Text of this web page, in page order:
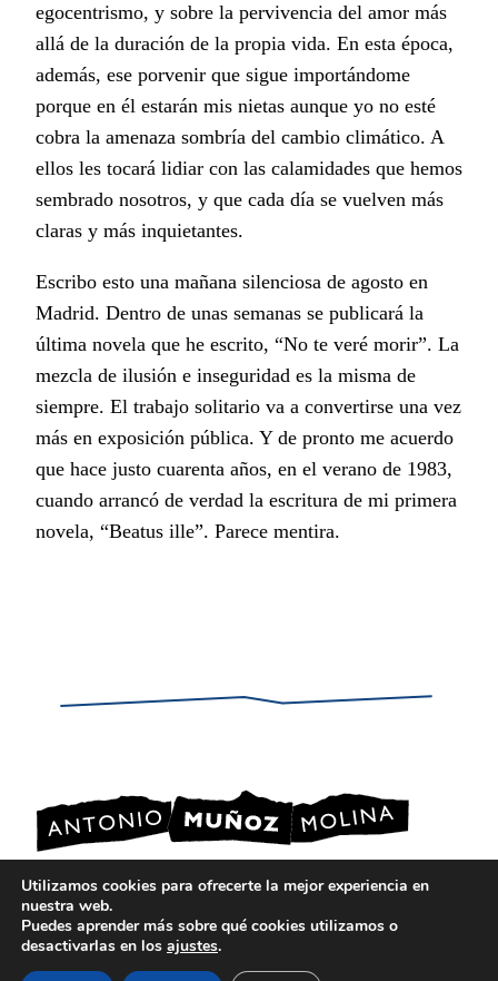
egocentrismo, y sobre la pervivencia del amor más
allá de la duración de la propia vida. En esta época,
además, ese porvenir que sigue importándome
porque en él estarán mis nietas aunque yo no esté
cobra la amenaza sombría del cambio climático. A
ellos les tocará lidiar con las calamidades que hemos
sembrado nosotros, y que cada día se vuelven más
claras y más inquietantes.
Escribo esto una mañana silenciosa de agosto en
Madrid. Dentro de unas semanas se publicará la
última novela que he escrito, “No te veré morir”. La
mezcla de ilusión e inseguridad es la misma de
siempre. El trabajo solitario va a convertirse una vez
más en exposición pública. Y de pronto me acuerdo
que hace justo cuarenta años, en el verano de 1983,
cuando arrancó de verdad la escritura de mi primera
novela, “Beatus ille”. Parece mentira.
POLÍTICA DE PRIVACIDAD
AVISO LEGAL
Utilizamos cookies para ofrecerte la mejor experiencia en
nuestra web.
Puedes aprender más sobre qué cookies utilizamos o
desactivarlas en los ajustes.